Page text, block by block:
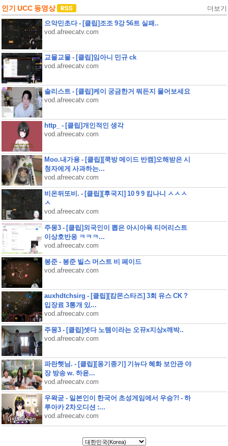
인기 UCC 동영상 더보기
으악민초다 - [클립]조조 9강 56트 실패..
vod.afreecatv.com
교물교물 - [클립]임아니 민규 ck
vod.afreecatv.com
솔리스트 - [클립]케이 궁금한거 뭐든지 물어보세요
vod.afreecatv.com
http_ - [클립]개인적인 생각
vod.afreecatv.com
Moo.내가용 - [클립][쿡방 메이드 반캠]오해받은 시
청자에게 사과하는...
vod.afreecatv.com
비온뒤또비. - [클립][후국지] 10 9 9 킴나니 ㅅㅅㅅ
ㅅ
vod.afreecatv.com
주몽3 - [클립]외국인이 뽑은 아시아욕 티어리스트
이상호반응 ㅋㅋㅋ...
vod.afreecatv.com
봉준 - 봉준 빌스 머스트 비 페이드
vod.afreecatv.com
auxhdtchsirg - [클립][캄몬스타즈] 3회 유스 CK ?
입장료 3통개 있...
vod.afreecatv.com
주몽3 - [클립]셋다 노템이라는 오뀨x지상x깨박..
vod.afreecatv.com
파란햇님. - [클립][옹기종기] 기뉴다 혜화 보안관 야
장 방송 w. 하윤...
vod.afreecatv.com
우왁굳 - 일본인이 한국어 초성게임에서 우승?! - 하
루아카 2차오디션 :...
vod.afreecatv.com